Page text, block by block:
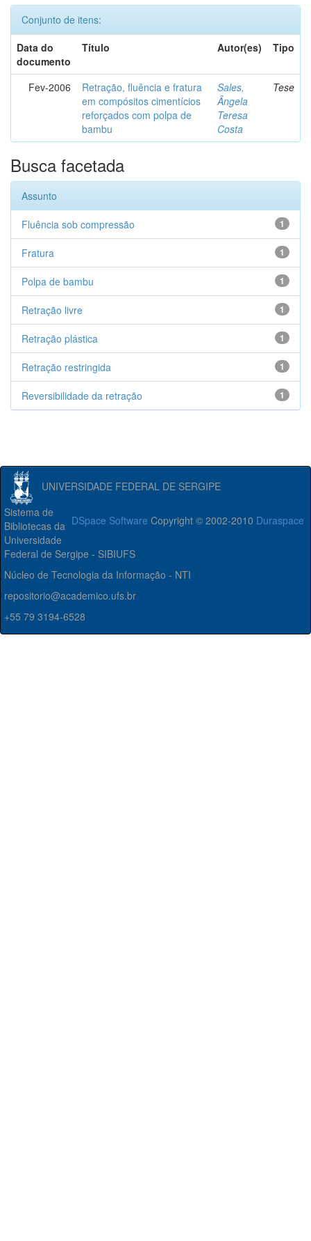
Conjunto de itens:
Data do
documento
Título Autor(es) Tipo
Fev-2006
Retração, fluência e fratura
em compósitos cimentícios
reforçados com polpa de
bambu
Sales,
Ângela
Teresa
Costa
Tese
Busca facetada
Assunto
1
Fluência sob compressão
1
Fratura
1
Polpa de bambu
1
Retração livre
1
Retração plástica
1
Retração restringida
1
Reversibilidade da retração
UNIVERSIDADE FEDERAL DE SERGIPE
DSpace Software Copyright © 2002-2010 Duraspace
Sistema de
Bibliotecas da
Universidade
Federal de Sergipe - SIBIUFS
Núcleo de Tecnologia da Informação - NTI
repositorio@academico.ufs.br
+55 79 3194-6528